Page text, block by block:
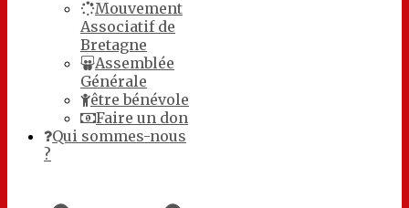
Mouvement
Associatif de
Bretagne
Assemblée
Générale
être bénévole
Faire un don
Qui sommes-nous
?